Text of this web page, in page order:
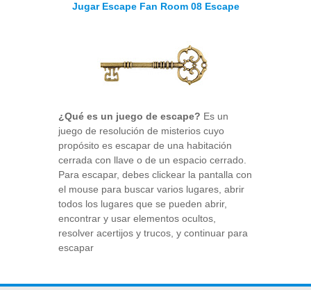
Jugar Escape Fan Room 08 Escape
¿Qué es un juego de escape? Es un
juego de resolución de misterios cuyo
propósito es escapar de una habitación
cerrada con llave o de un espacio cerrado.
Para escapar, debes clickear la pantalla con
el mouse para buscar varios lugares, abrir
todos los lugares que se pueden abrir,
encontrar y usar elementos ocultos,
resolver acertijos y trucos, y continuar para
escapar